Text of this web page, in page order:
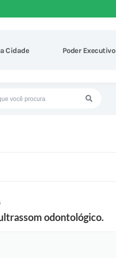
Cidade Poder Executivo
odontológico.